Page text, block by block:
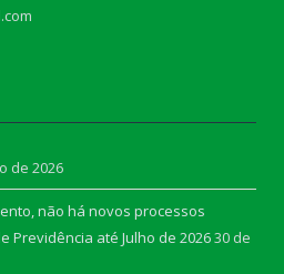
de 2026
não há novos processos
Previdência até Julho de 202630 de